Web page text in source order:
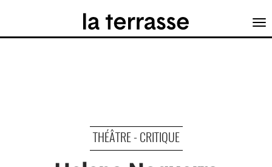
THÉÂTRE - CRITIQUE